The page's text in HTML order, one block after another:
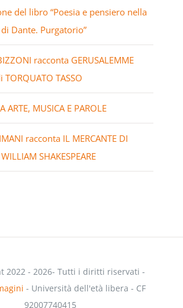
del libro “Poesia e pensiero nella
Dante. Purgatorio”
racconta GERUSALEMME
TORQUATO TASSO
ARTE, MUSICA E PAROLE
racconta IL MERCANTE DI
SHAKESPEARE
2022 - 2026- Tutti i diritti riservati -
- Università dell'età libera - CF
92007740415